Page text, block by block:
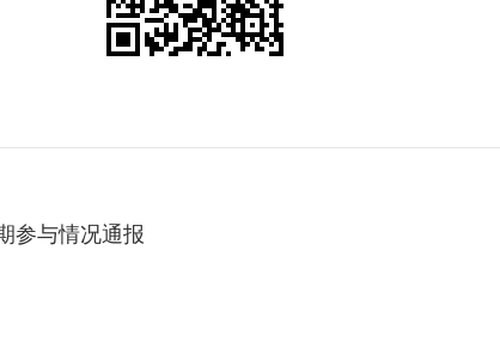
参与情况通报